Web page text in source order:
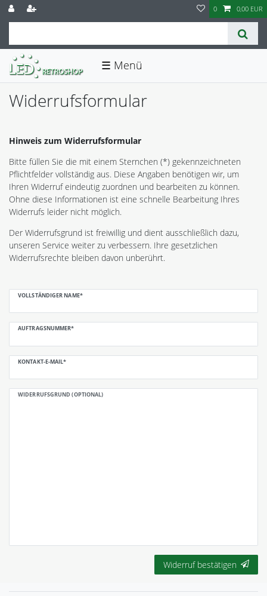
0 0,00 EUR
☰
Widerrufs­formular
Hinweis zum Widerrufsformular
Bitte füllen Sie die mit einem Sternchen (*) gekennzeichneten
Pflichtfelder vollständig aus. Diese Angaben benötigen wir, um
Ihren Widerruf eindeutig zuordnen und bearbeiten zu können.
Ohne diese Informationen ist eine schnelle Bearbeitung Ihres
Widerrufs leider nicht möglich.
Der Widerrufsgrund ist freiwillig und dient ausschließlich dazu,
unseren Service weiter zu verbessern. Ihre gesetzlichen
Widerrufsrechte bleiben davon unberührt.
VOLLSTÄNDIGER NAME*
AUFTRAGSNUMMER*
KONTAKT-E-MAIL*
WIDERRUFSGRUND (OPTIONAL)
Ceres::Template.mailFormHoneypotLabel
Widerruf bestätigen